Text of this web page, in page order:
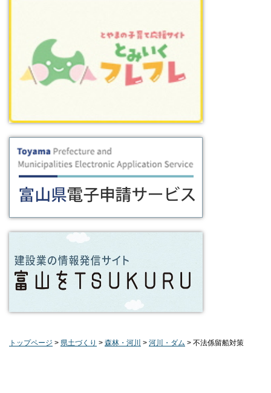
トップページ > 県土づくり > 森林・河川 > 河川・ダム > 不法係留船対策